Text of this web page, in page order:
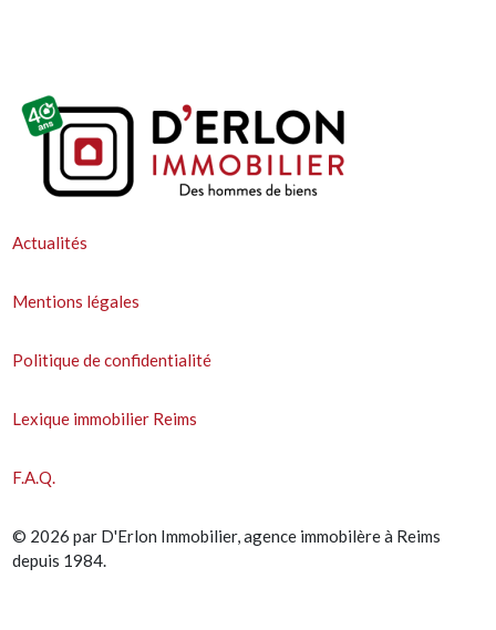
Actualités
Mentions légales
Politique de confidentialité
Lexique immobilier Reims
F.A.Q.
© 2026 par D'Erlon Immobilier, agence immobilère à Reims
depuis 1984.